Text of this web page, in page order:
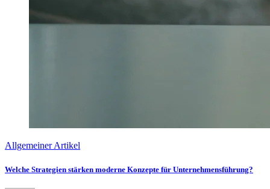
Allgemeiner Artikel
Welche Strategien stärken moderne Konzepte für Unternehmensführung?